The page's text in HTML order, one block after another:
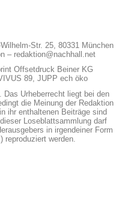
Str. 25, 80331 München
– redaktion@nachhall.net
Offsetdruck Beiner KG
89, JUPP ech öko
Urheberrecht liegt bei den
die Meinung der Redaktion
ihr enthaltenen Beiträge sind
Loseblattsammlung darf
in irgendeiner Form
werden.